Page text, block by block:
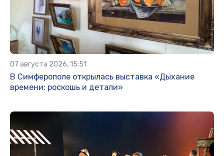
07 августа 2026, 15:51
В Симферополе открылась выставка «Дыхание
времени: роскошь и детали»